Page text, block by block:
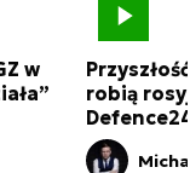
w
robią